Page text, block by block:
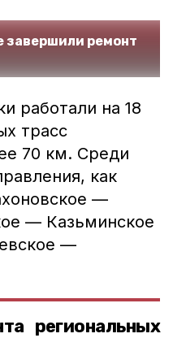
завершили ремонт
работали на 18
трасс
70 км. Среди
как
—
— Казьминское
—
региональных